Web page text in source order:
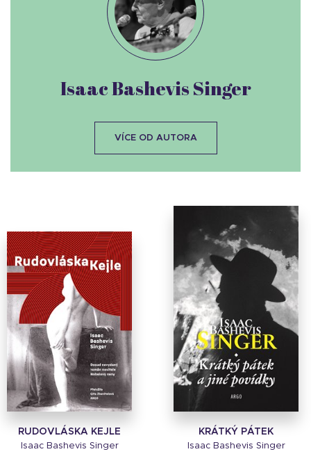
RUDOVLÁSKA KEJLE
Isaac Bashevis Singer
KRÁTKÝ PÁTEK
Isaac Bashevis Singer
Isaac Bashevis Singer
VÍCE OD AUTORA